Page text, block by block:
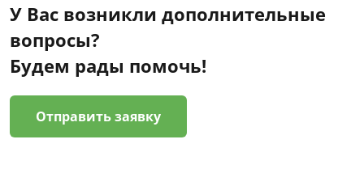
У Вас возникли дополнительные
вопросы?
Будем рады помочь!
Отправить заявку